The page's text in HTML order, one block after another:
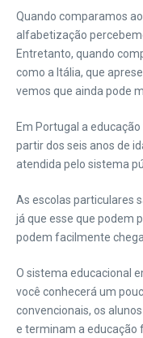
Quando comparamos
alfabetização
Entretanto, quando
como a Itália, que
vemos que ainda pode
Em Portugal a
partir dos seis anos de
atendida pelo sistema
As escolas particulares
já que esse que podem
podem facilmente
O sistema educacional
você conhecerá um
convencionais, os
e terminam a educação